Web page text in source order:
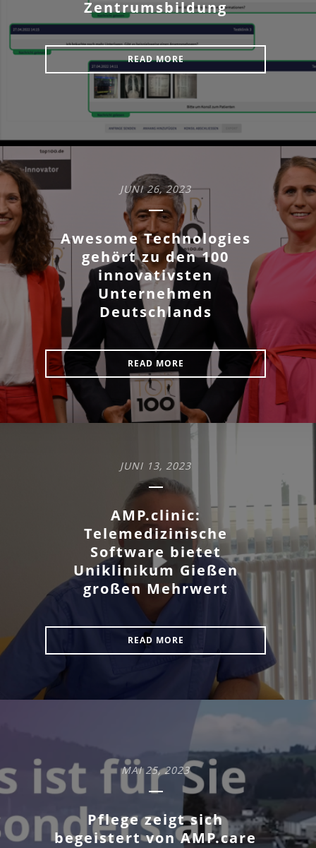
Zentrumsbildung
READ MORE
JUNI 26, 2023
Awesome Technologies
gehört zu den 100
innovativsten
Unternehmen
Deutschlands
READ MORE
JUNI 13, 2023
AMP.clinic:
Telemedizinische
Software bietet
Uniklinikum Gießen
großen Mehrwert
READ MORE
MAI 25, 2023
Pflege zeigt sich
begeistert von AMP.care